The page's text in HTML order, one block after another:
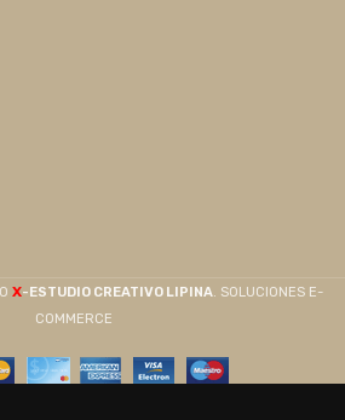
X-ESTUDIO CREATIVO LIPINA. SOLUCIONES E-
COMMERCE